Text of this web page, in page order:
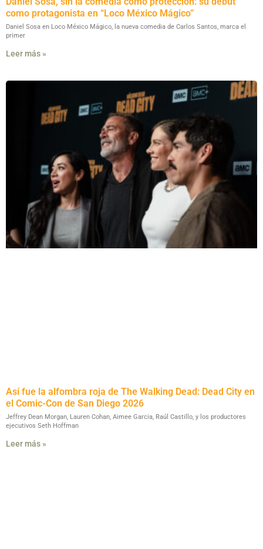
como protagonista en “Loco México Mágico”
Daniel Sosa en Loco México Mágico, la nueva comedia de Carlos Santos, marca el
primer
Leer más »
Así fue la alfombra roja de The Walking Dead: Dead City en
el Comic-Con de San Diego 2026
Jeffrey Dean Morgan, Lauren Cohan, Aimee Garcia, Raúl Castillo, y los productores
ejecutivos Seth Hoffman
Leer más »